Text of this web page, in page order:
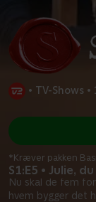
• TV-Shows •
S1:E5 • Julie,
Nu skal de fem
hvem bygger det
*Kræver pakken